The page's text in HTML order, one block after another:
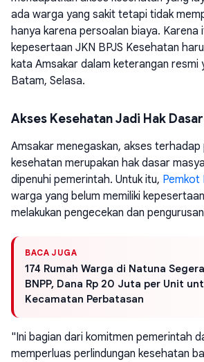
ada warga yang sakit tetapi tidak
hanya karena persoalan biaya. Karena
kepesertaan JKN BPJS Kesehatan
kata Amsakar dalam keterangan resmi
Batam, Selasa.
Akses Kesehatan Jadi Hak
Amsakar menegaskan, akses terhadap
kesehatan merupakan hak dasar
dipenuhi pemerintah. Untuk itu, Pemkot
warga yang belum memiliki
melakukan pengecekan dan
BACA JUGA
174 Rumah Warga di Natuna
BNPP, Dana Rp 20 Juta per Unit
Kecamatan Perbatasan
"Ini bagian dari komitmen pemerintah
memperluas perlindungan kesehatan